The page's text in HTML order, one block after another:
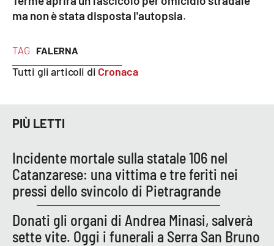
Good Morning Vietnam
Leggendo Alvaro insieme
Imprese Di Calabria
Le perfidie di Antonella Grippo
Venti di comunicazione
TAG FALERNA
Tutti gli articoli di Cronaca
ma non è stata disposta l'autopsia.
PIÙ LETTI
Incidente mortale sulla statale 106 nel
Catanzarese: una vittima e tre feriti nei
pressi dello svincolo di Pietragrande
Donati gli organi di Andrea Minasi, salverà
sette vite. Oggi i funerali a Serra San Bruno